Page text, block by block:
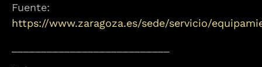
Fuente:
https://www.zaragoza.es/sede/servicio/